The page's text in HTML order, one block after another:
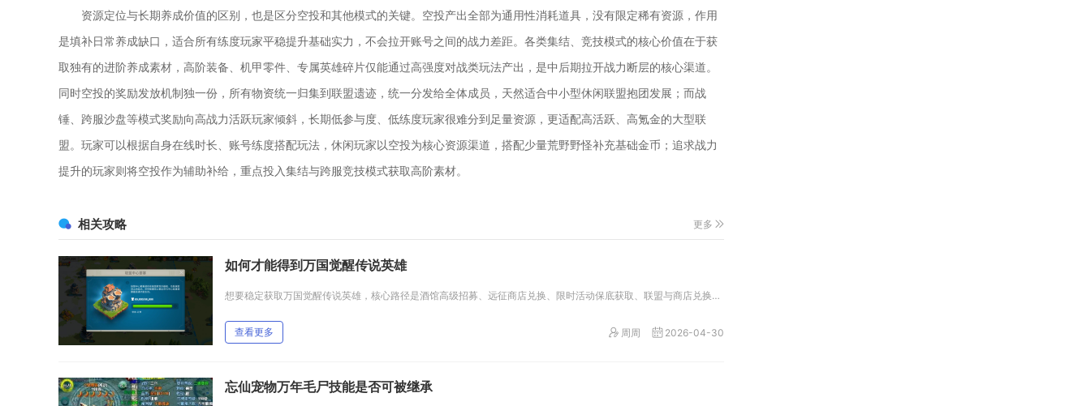
资源定位与长期养成价值的区别，也是区分空投和其他模式的关键。空投产出全部为通用性消耗道具，没有限定稀有资源，作用
是填补日常养成缺口，适合所有练度玩家平稳提升基础实力，不会拉开账号之间的战力差距。各类集结、竞技模式的核心价值在于获
取独有的进阶养成素材，高阶装备、机甲零件、专属英雄碎片仅能通过高强度对战类玩法产出，是中后期拉开战力断层的核心渠道。
同时空投的奖励发放机制独一份，所有物资统一归集到联盟遗迹，统一分发给全体成员，天然适合中小型休闲联盟抱团发展；而战
锤、跨服沙盘等模式奖励向高战力活跃玩家倾斜，长期低参与度、低练度玩家很难分到足量资源，更适配高活跃、高氪金的大型联
盟。玩家可以根据自身在线时长、账号练度搭配玩法，休闲玩家以空投为核心资源渠道，搭配少量荒野野怪补充基础金币；追求战力
提升的玩家则将空投作为辅助补给，重点投入集结与跨服竞技模式获取高阶素材。
相关攻略 更多
如何才能得到万国觉醒传说英雄
想要稳定获取万国觉醒传说英雄，核心路径是酒馆高级招募、远征商店兑换、限时活动保底获取、联盟与商店兑换、VIP与充值福利、...
查看更多 周周 2026-04-30
忘仙宠物万年毛尸技能是否可被继承